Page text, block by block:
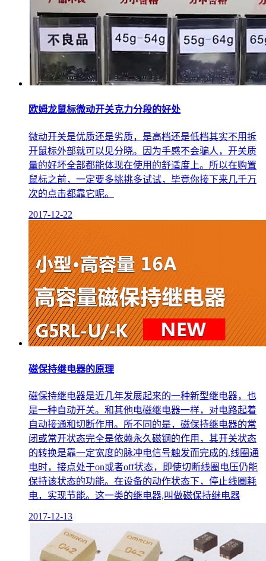
欧姆龙鼠标微动开关克力分段的好处
微动开关是优质还是劣质，是高档还是低档其实不用拆
开鼠标外部就可以见分晓。因为手感不会骗人，开关质
量的好坏全部都能体现在使用的舒适度上。所以在购置
鼠标之前，一定要多挑挑多试试，毕竟你接下来几千万
次的点击都靠它呢。
2017-12-22
磁保持继电器的原理
磁保持继电器是近几年发展起来的一种新型继电器，也
是一种自动开关。和其他电磁继电器一样，对电路起着
自动接通和切断作用。所不同的是，磁保持继电器的常
闭或常开状态完全是依赖永久磁钢的作用，其开关状态
的转换是靠一定宽度的脉冲电信号触发而完成的.线圈通
电时，接点处于on或者off状态，即使切断线圈电压仍能
保持该状态的功能。在设备的动作状态下，停止线圈耗
电，实现节能。这一类的继电器,叫做磁保持继电器
2017-12-13